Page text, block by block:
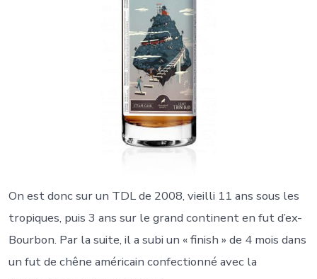
On est donc sur un TDL de 2008, vieilli 11 ans sous les
tropiques, puis 3 ans sur le grand continent en fut d’ex-
Bourbon. Par la suite, il a subi un « finish » de 4 mois dans
un fut de chêne américain confectionné avec la